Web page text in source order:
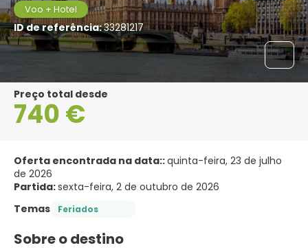
Voo + Hotel
ID de referência:33281217
Preço total desde
740 €
Oferta encontrada na data::quinta-feira, 23 de julho
de 2026
Partida:sexta-feira, 2 de outubro de 2026
Temas
Feriados
Sobre o destino